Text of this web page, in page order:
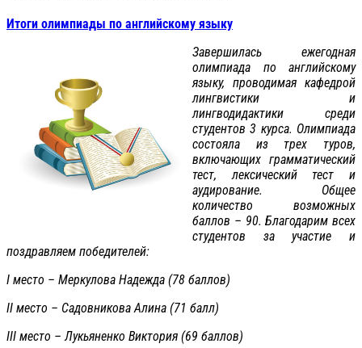
Итоги олимпиады по английскому языку
Завершилась ежегодная
олимпиада по английскому
языку, проводимая кафедрой
лингвистики и
лингводидактики среди
студентов 3 курса. Олимпиада
состояла из трех туров,
включающих грамматический
тест, лексический тест и
аудирование. Общее
количество возможных
баллов – 90. Благодарим всех
студентов за участие и
поздравляем победителей:
I место – Меркулова Надежда (78 баллов)
II место – Садовникова Алина (71 балл)
III место – Лукьяненко Виктория (69 баллов)